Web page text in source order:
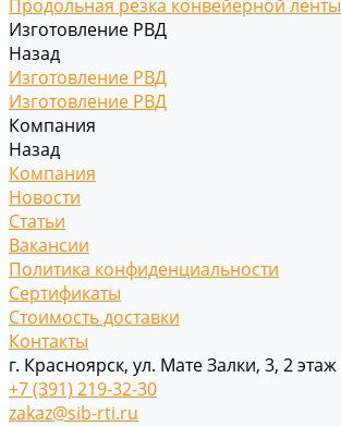
Продольная резка конвейерной ленты
Изготовление РВД
Назад
Изготовление РВД
Изготовление РВД
Компания
Назад
Компания
Новости
Статьи
Вакансии
Политика конфиденциальности
Сертификаты
Стоимость доставки
Контакты
г. Красноярск, ул. Мате Залки, 3, 2 этаж
+7 (391) 219-32-30
zakaz@sib-rti.ru